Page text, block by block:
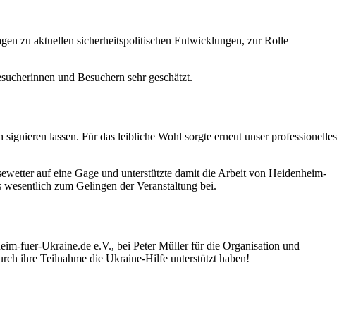
zu aktuellen sicherheitspolitischen Entwicklungen, zur Rolle
und Besuchern sehr geschätzt.
lassen. Für das leibliche Wohl sorgte erneut unser professionelles
auf eine Gage und unterstützte damit die Arbeit von Heidenheim-
zum Gelingen der Veranstaltung bei.
fuer-Ukraine.de e.V., bei Peter Müller für die Organisation und
ihre Teilnahme die Ukraine-Hilfe unterstützt haben!